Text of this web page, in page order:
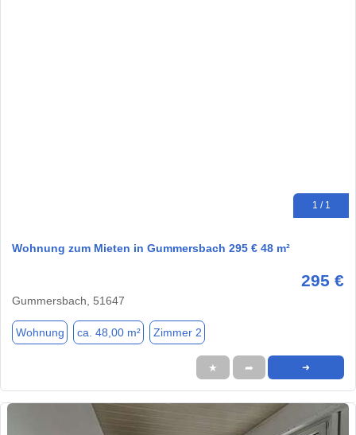
1 / 1
Wohnung zum Mieten in Gummersbach 295 € 48 m²
295 €
Gummersbach, 51647
Wohnung ca. 48,00 m² Zimmer 2
★ ➦ ➜